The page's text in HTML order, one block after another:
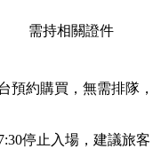
需持相關證件
預約購買，無需排隊，
停止入場，建議旅客